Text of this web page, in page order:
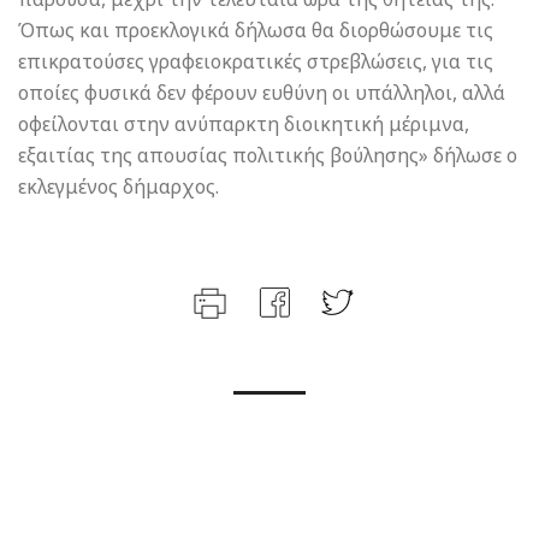
Όπως και προεκλογικά δήλωσα θα διορθώσουμε τις
επικρατούσες γραφειοκρατικές στρεβλώσεις, για τις
οποίες φυσικά δεν φέρουν ευθύνη οι υπάλληλοι, αλλά
οφείλονται στην ανύπαρκτη διοικητική μέριμνα,
εξαιτίας της απουσίας πολιτικής βούλησης» δήλωσε ο
εκλεγμένος δήμαρχος.